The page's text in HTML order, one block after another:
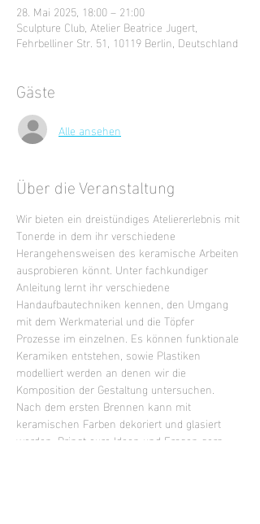
28. Mai 2025, 18:00 – 21:00
Sculpture Club, Atelier Beatrice Jugert,
Fehrbelliner Str. 51, 10119 Berlin, Deutschland
Gäste
Alle ansehen
Über die Veranstaltung
Wir bieten ein dreistündiges Ateliererlebnis mit
Tonerde in dem ihr verschiedene
Herangehensweisen des keramische Arbeiten
ausprobieren könnt. Unter fachkundiger
Anleitung lernt ihr verschiedene
Handaufbautechniken kennen, den Umgang
mit dem Werkmaterial und die Töpfer
Prozesse im einzelnen. Es können funktionale
Keramiken entstehen, sowie Plastiken
modelliert werden an denen wir die
Komposition der Gestaltung untersuchen.
Nach dem ersten Brennen kann mit
keramischen Farben dekoriert und glasiert
werden. Bringt eure Ideen und Fragen gern